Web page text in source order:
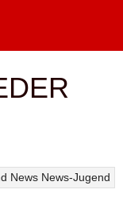
News News-Jugend